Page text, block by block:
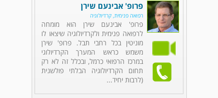
פרופ' אבינעם שירן
רפואה פנימית, קרדיולוגיה
פרופ' אבינעם שירן הוא מומחה
לרפואה פנימית ולקרדיולוגיה שיצאו לו
מוניטין בכל רחבי תבל. פרופ' שירן
משמש כראש המערך הקרדיולוגי
במרכז הרפואי כרמל, ובכלל זה לא רק
תחום הקרדיולוגיה הבלתי פולשנית
(לרבות יחיד...